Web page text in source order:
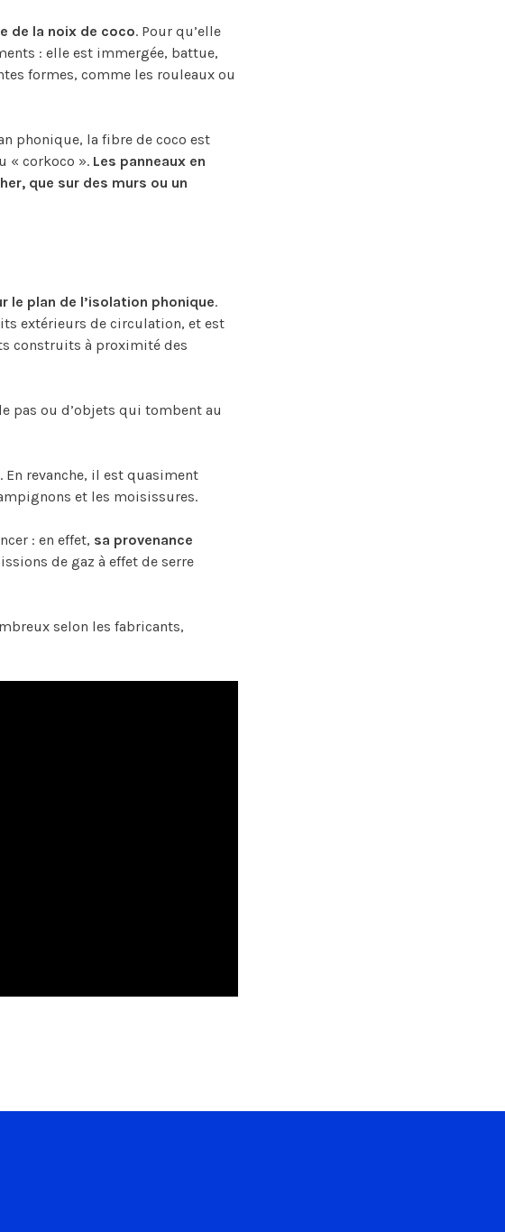
de la noix de coco. Pour qu’elle
: elle est immergée, battue,
formes, comme les rouleaux ou
phonique, la fibre de coco est
« corkoco ». Les panneaux en
que sur des murs ou un
le plan de l’isolation phonique.
extérieurs de circulation, et est
construits à proximité des
pas ou d’objets qui tombent au
En revanche, il est quasiment
et les moisissures.
: en effet, sa provenance
de gaz à effet de serre
selon les fabricants,